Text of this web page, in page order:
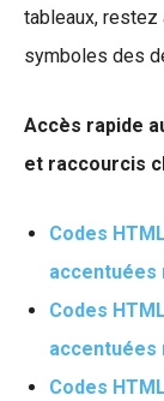
tableaux,
symboles des
Accès rapide
et raccourcis
Codes
accentuées
Codes
accentuées
Codes